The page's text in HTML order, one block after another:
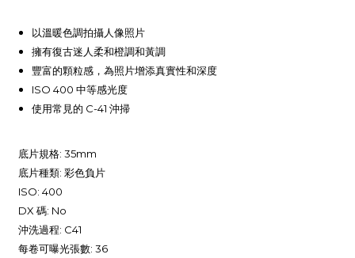
以溫暖色調拍攝人像照片
擁有復古迷人柔和橙調和黃調
豐富的顆粒感，為照片增添真實性和深度
ISO 400 中等感光度
使用常見的 C-41 沖掃
底片規格: 35mm
底片種類: 彩色負片
ISO: 400
DX 碼: No
沖洗過程: C41
每卷可曝光張數: 36